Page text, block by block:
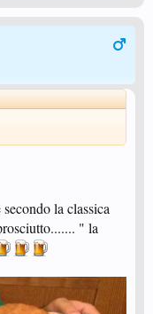
la classica
" la